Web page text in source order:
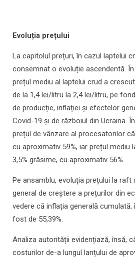
Evoluția prețului
La capitolul prețuri, în cazul laptelui
consemnat o evoluție ascendentă.
prețul mediu al laptelui crud a
de la 1,4 lei/litru la 2,4 lei/litru, pe
de producție, inflației și efectelor
Covid-19 și de războiul din Ucraina.
prețul de vânzare al procesatorilor
cu aproximativ 59%, iar prețul mediu
3,5% grăsime, cu aproximativ 56%.
Pe ansamblu, evoluția prețului la
general de creștere a prețurilor din
vedere că inflația generală cumulată,
fost de 55,39%.
Analiza autorității evidențiază, însă,
costurilor de-a lungul lanțului de